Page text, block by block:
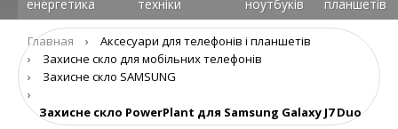
енергетика техніки ноутбуків планшетів
Главная ›
Аксеcуари для телефонів і планшетів
›
Захисне скло для мобільних телефонів
›
Захисне скло SAMSUNG
›
Захисне скло PowerPlant для Samsung Galaxy J7 Duo